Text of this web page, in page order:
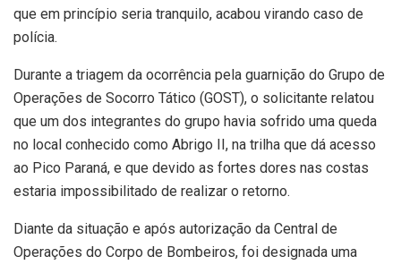
que em princípio seria tranquilo, acabou virando caso de
polícia.
Durante a triagem da ocorrência pela guarnição do Grupo de
Operações de Socorro Tático (GOST), o solicitante relatou
que um dos integrantes do grupo havia sofrido uma queda
no local conhecido como Abrigo II, na trilha que dá acesso
ao Pico Paraná, e que devido as fortes dores nas costas
estaria impossibilitado de realizar o retorno.
Diante da situação e após autorização da Central de
Operações do Corpo de Bombeiros, foi designada uma